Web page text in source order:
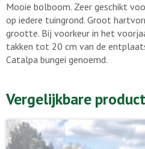
Mooie bolboom. Zeer geschikt
op iedere tuingrond. Groot
grootte. Bij voorkeur in het
takken tot 20 cm van de
Catalpa bungei genoemd.
Vergelijkbare